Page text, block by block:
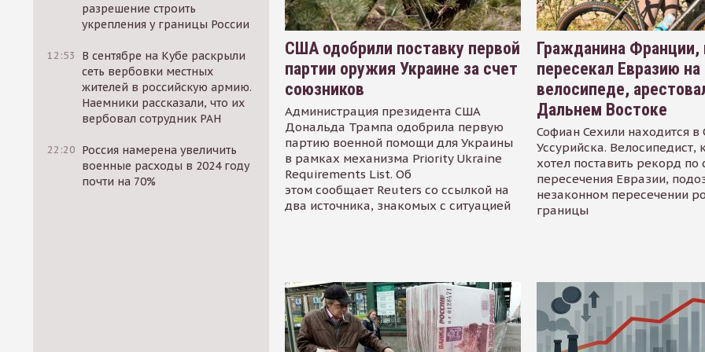
разрешение строить
укрепления у границы России
12:53
В сентябре на Кубе раскрыли
сеть вербовки местных
жителей в российскую армию.
Наемники рассказали, что их
вербовал сотрудник РАН
22:20 Россия намерена увеличить
военные расходы в 2024 году
почти на 70%
США одобрили поставку первой
партии оружия Украине за счет
союзников
Администрация президента США
Дональда Трампа одобрила первую
партию военной помощи для Украины
в рамках механизма Priority Ukraine
Requirements List. Об
этом сообщает Reuters со ссылкой на
два источника, знакомых с ситуацией
Гражданина Франции,
пересекал Евразию на
велосипеде,
Дальнем Востоке
Софиан Сехили находится
Уссурийска. Велосипедист,
хотел поставить рекорд по
пересечения Евразии,
незаконном пересечении
границы